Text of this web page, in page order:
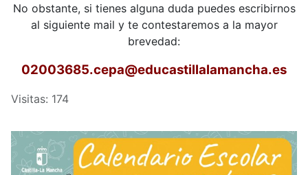
No obstante, si tienes alguna duda puedes escribirnos
al siguiente mail y te contestaremos a la mayor
brevedad:
02003685.cepa@educastillalamancha.es
Visitas: 174